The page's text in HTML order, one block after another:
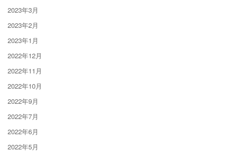
2023年3月
2023年2月
2023年1月
2022年12月
2022年11月
2022年10月
2022年9月
2022年7月
2022年6月
2022年5月